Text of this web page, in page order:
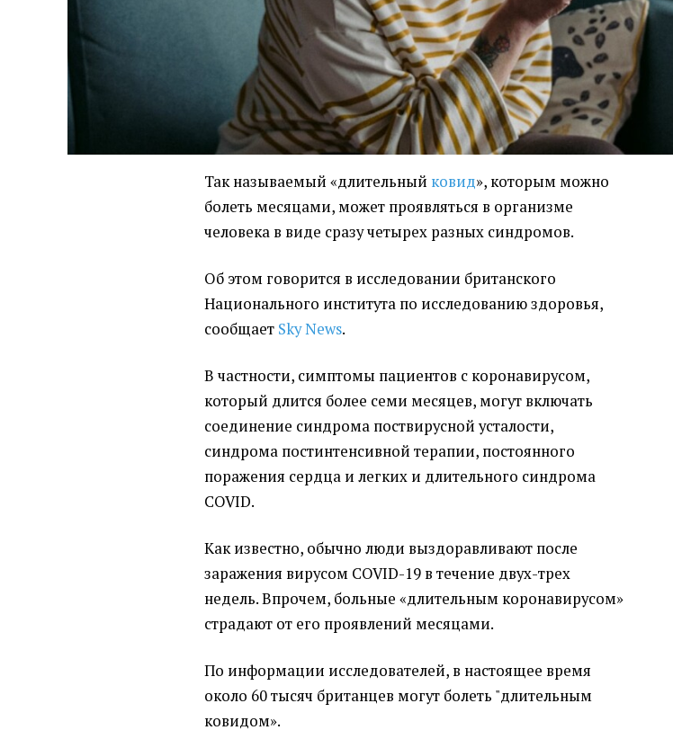
Так называемый «длительный ковид», которым можно
болеть месяцами, может проявляться в организме
человека в виде сразу четырех разных синдромов.
Об этом говорится в исследовании британского
Национального института по исследованию здоровья,
сообщает Sky News.
В частности, симптомы пациентов с коронавирусом,
который длится более семи месяцев, могут включать
соединение синдрома поствирусной усталости,
синдрома постинтенсивной терапии, постоянного
поражения сердца и легких и длительного синдрома
COVID.
Как известно, обычно люди выздоравливают после
заражения вирусом COVID-19 в течение двух-трех
недель. Впрочем, больные «длительным коронавирусом»
страдают от его проявлений месяцами.
По информации исследователей, в настоящее время
около 60 тысяч британцев могут болеть "длительным
ковидом».